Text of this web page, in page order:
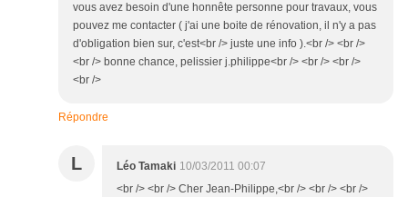
vous avez besoin d'une honnête personne pour travaux, vous
pouvez me contacter ( j'ai une boite de rénovation, il n'y a pas
d'obligation bien sur, c'est<br /> juste une info ).<br /> <br />
<br /> bonne chance, pelissier j.philippe<br /> <br /> <br />
<br />
Répondre
L Léo Tamaki 10/03/2011 00:07
<br /> <br /> Cher Jean-Philippe,<br /> <br /> <br />